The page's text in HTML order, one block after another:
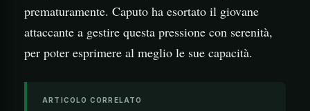
prematuramente. Caputo ha esortato il giovane
attaccante a gestire questa pressione con serenità,
per poter esprimere al meglio le sue capacità.
ARTICOLO CORRELATO